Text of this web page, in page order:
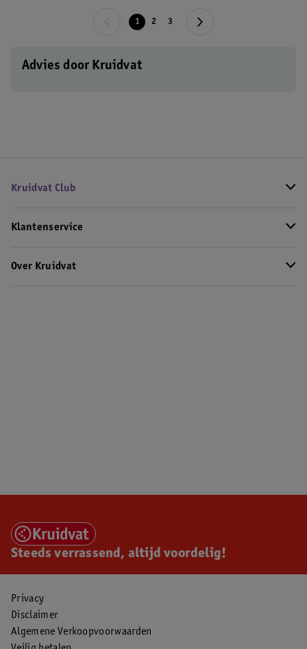
1 2 3
Advies door Kruidvat
Kruidvat Club
Klantenservice
Over Kruidvat
Steeds verrassend, altijd voordelig!
Privacy
Disclaimer
Algemene Verkoopvoorwaarden